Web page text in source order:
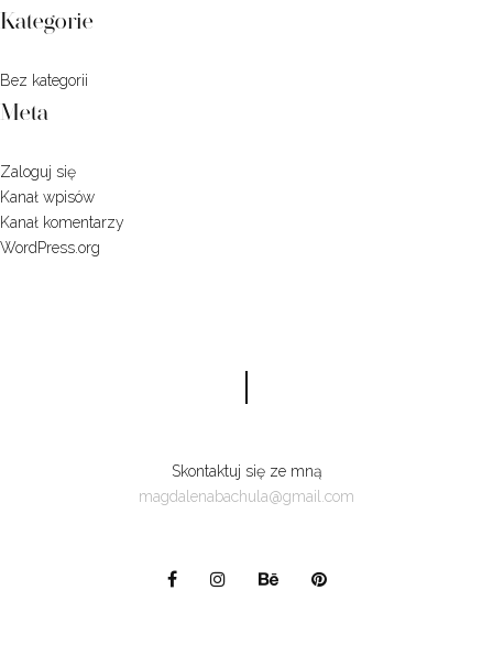
Kategorie
Bez kategorii
Meta
Zaloguj się
Kanał wpisów
Kanał komentarzy
WordPress.org
Skontaktuj się ze mną
magdalenabachula@gmail.com